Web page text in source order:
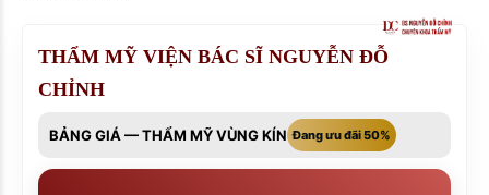
THẨM MỸ VIỆN BÁC SĨ NGUYỄN ĐỖ
CHỈNH
BẢNG GIÁ — THẨM MỸ VÙNG KÍN Đang ưu đãi 50%